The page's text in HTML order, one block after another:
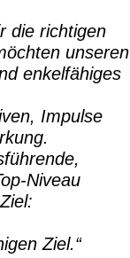
die richtigen
unseren
enkelfähiges
Impulse
Niveau
Ziel.“